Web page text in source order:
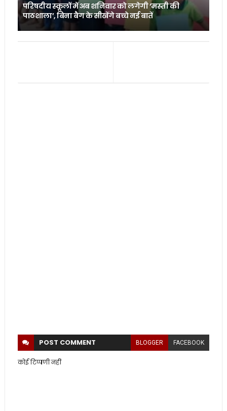
परिषदीय स्कूलों में अब शनिवार को लगेगी ‘मस्ती की
पाठशाला’, बिना बैग के सीखेंगे बच्चे नई बातें
POST COMMENT BLOGGER FACEBOOK
कोई टिप्पणी नहीं